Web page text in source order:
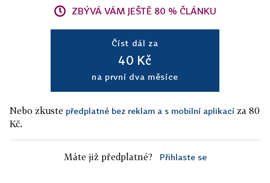
ZBÝVÁ VÁM JEŠTĚ 80 % ČLÁNKU
Číst dál za
40 Kč
na první dva měsíce
Nebo zkuste předplatné bez reklam a s mobilní aplikací za 80
Kč.
Máte již předplatné? Přihlaste se